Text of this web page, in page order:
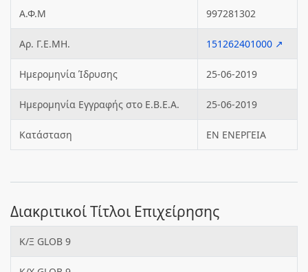
Α.Φ.Μ 997281302
Αρ. Γ.Ε.ΜΗ. 151262401000 ↗
Ημερομηνία Ίδρυσης 25-06-2019
Ημερομηνία Εγγραφής στο Ε.Β.Ε.Α. 25-06-2019
Κατάσταση ΕΝ ΕΝΕΡΓΕΙΑ
Διακριτικοί Τίτλοι Επιχείρησης
Κ/Ξ GLOB 9